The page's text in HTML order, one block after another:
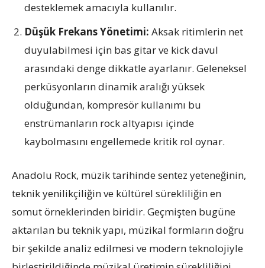
desteklemek amacıyla kullanılır.
Düşük Frekans Yönetimi: Aksak ritimlerin net
duyulabilmesi için bas gitar ve kick davul
arasındaki denge dikkatle ayarlanır. Geleneksel
perküsyonların dinamik aralığı yüksek
olduğundan, kompresör kullanımı bu
enstrümanların rock altyapısı içinde
kaybolmasını engellemede kritik rol oynar.
Anadolu Rock, müzik tarihinde sentez yeteneğinin,
teknik yenilikçiliğin ve kültürel sürekliliğin en
somut örneklerinden biridir. Geçmişten bugüne
aktarılan bu teknik yapı, müzikal formların doğru
bir şekilde analiz edilmesi ve modern teknolojiyle